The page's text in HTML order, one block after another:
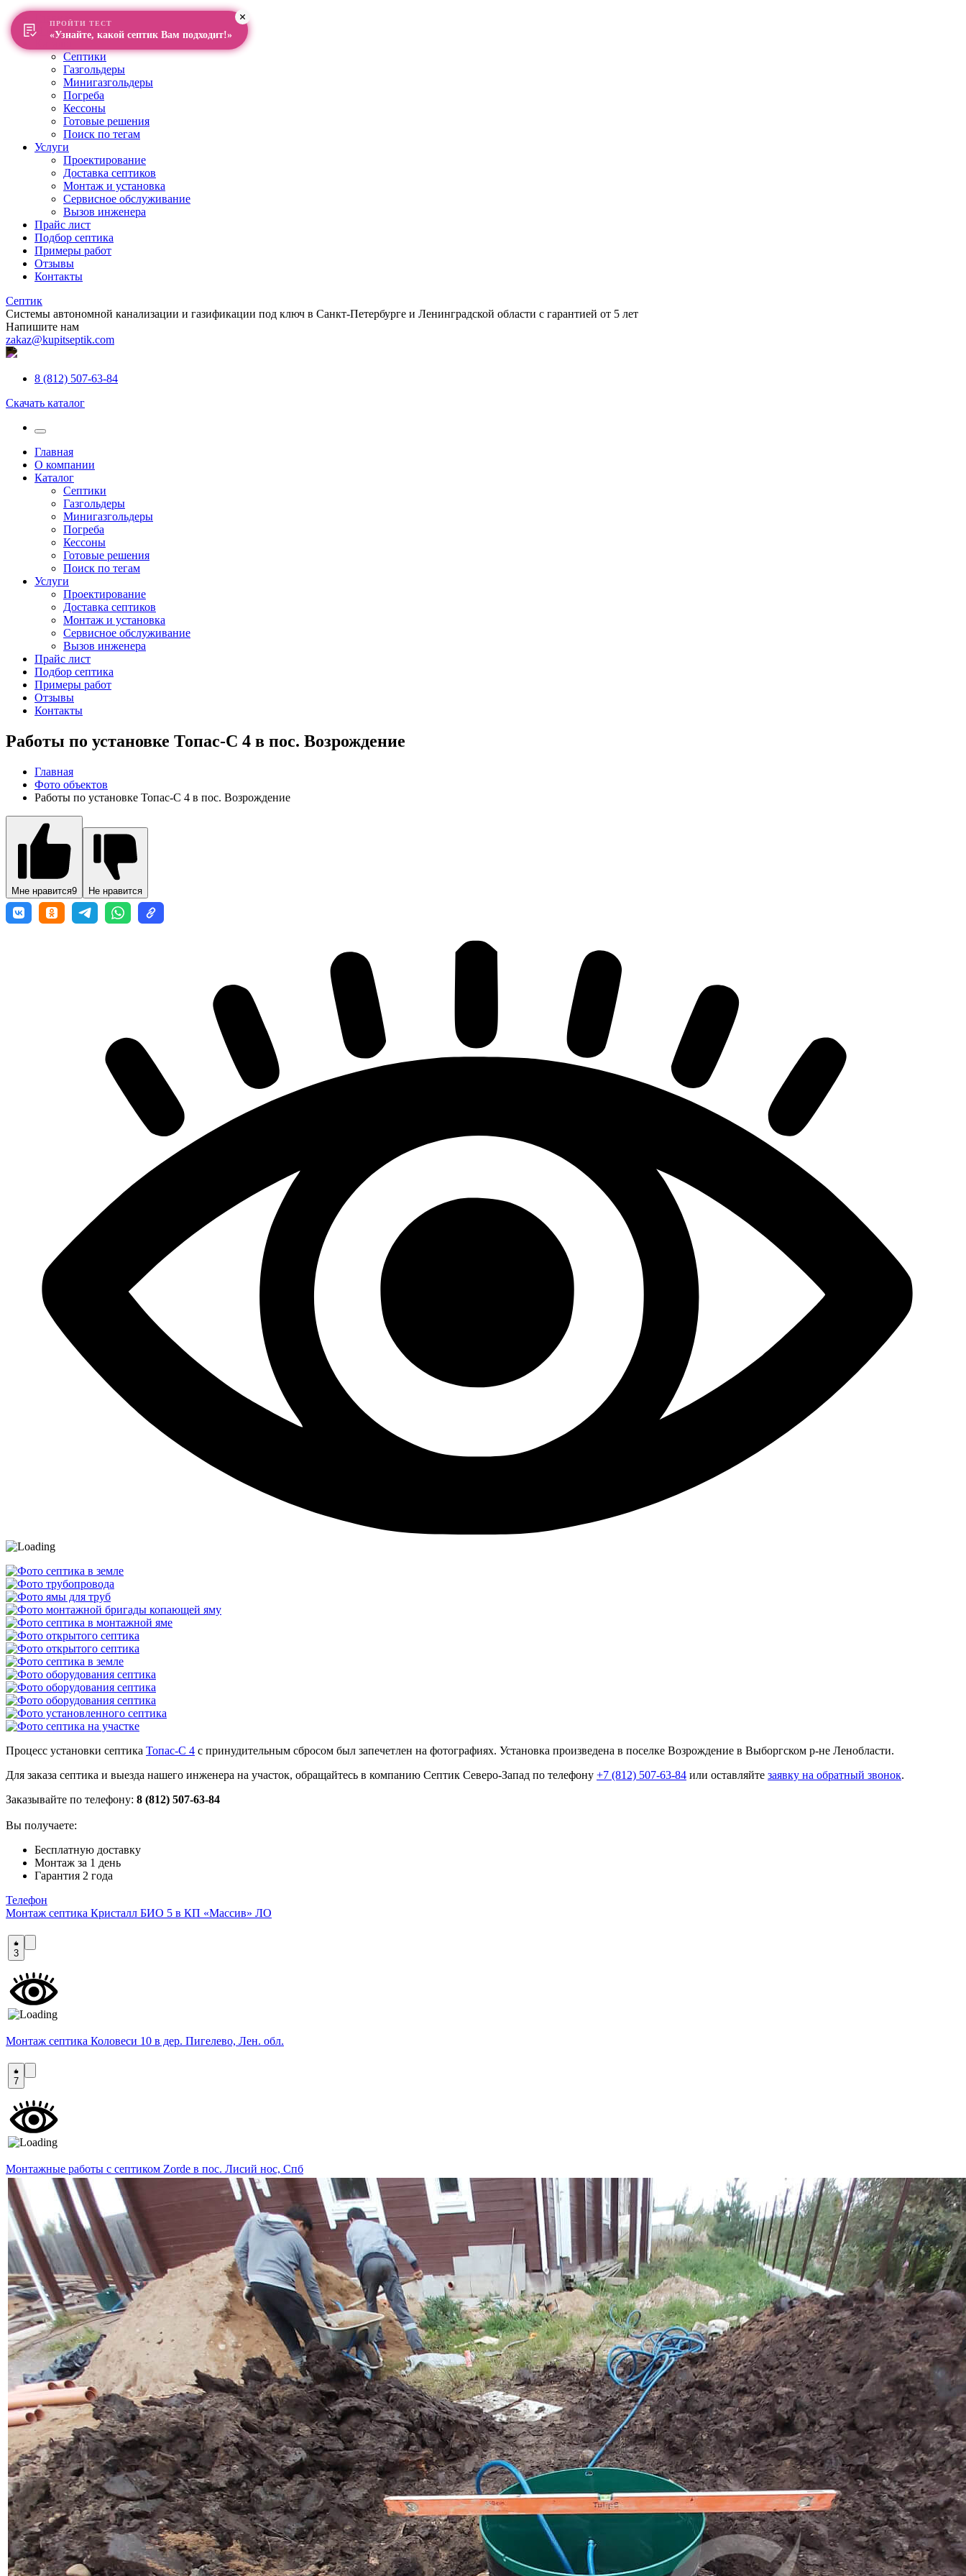
Главная
О компании
Септики
Газгольдеры
Минигазгольдеры
Погреба
Кессоны
Готовые решения
Поиск по тегам
Услуги
Проектирование
Доставка септиков
Монтаж и установка
Сервисное обслуживание
Вызов инженера
Прайс лист
Подбор септика
Примеры работ
Отзывы
Контакты
Септик
Системы автономной канализации и газификации под ключ в Санкт-Петербурге и Ленинградской области с гарантией от 5 лет
Напишите нам
zakaz@kupitseptik.com
8 (812) 507-63-84
Скачать каталог
Главная
О компании
Каталог
Септики
Газгольдеры
Минигазгольдеры
Погреба
Кессоны
Готовые решения
Поиск по тегам
Услуги
Проектирование
Доставка септиков
Монтаж и установка
Сервисное обслуживание
Вызов инженера
Прайс лист
Подбор септика
Примеры работ
Отзывы
Контакты
Работы по установке Топас-С 4 в пос. Возрождение
Главная
Фото объектов
Работы по установке Топас-С 4 в пос. Возрождение
Мне нравится9 Не нравится
Процесс установки септика Топас-С 4 с принудительным сбросом был запечетлен на фотографиях. Установка произведена в поселке Возрождение в Выборгском р-не Ленобласти.
Для заказа септика и выезда нашего инженера на участок, обращайтесь в компанию Септик Северо-Запад по телефону +7 (812) 507-63-84 или оставляйте заявку на обратный звонок.
Заказывайте по телефону: 8 (812) 507-63-84
Вы получаете:
Бесплатную доставку
Монтаж за 1 день
Гарантия 2 года
Телефон
Монтаж септика Кристалл БИО 5 в КП «Массив» ЛО
3
Монтаж септика Коловеси 10 в дер. Пигелево, Лен. обл.
7
Монтажные работы с септиком Zorde в пос. Лисий нос, Спб
ПРОЙТИ ТЕСТ
«Узнайте, какой септик Вам подходит!»